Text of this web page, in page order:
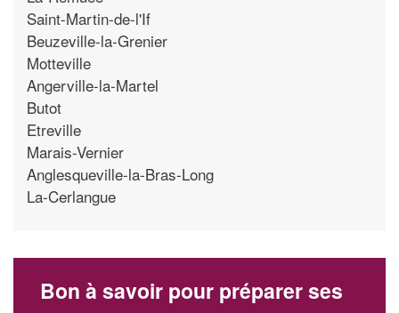
Saint-Martin-de-l'If
Beuzeville-la-Grenier
Motteville
Angerville-la-Martel
Butot
Etreville
Marais-Vernier
Anglesqueville-la-Bras-Long
La-Cerlangue
Bon à savoir pour préparer ses